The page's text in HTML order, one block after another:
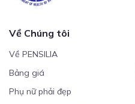
Về Chúng tôi
Về PENSILIA
Bảng giá
Phụ nữ phải đẹp